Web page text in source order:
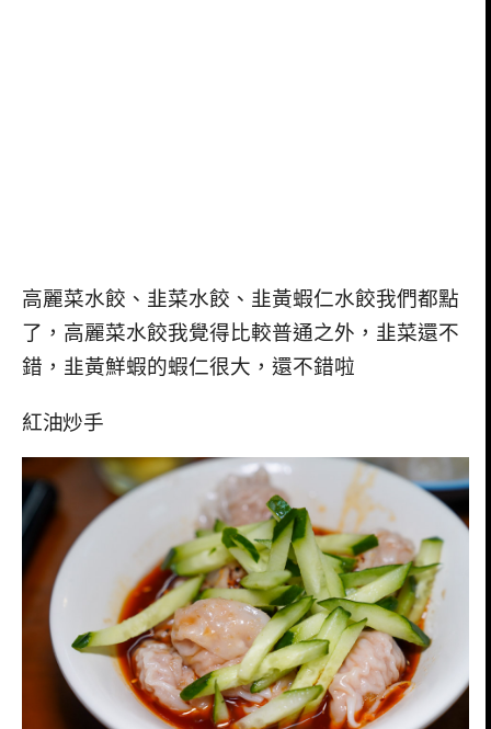
高麗菜水餃、韭菜水餃、韭黃蝦仁水餃我們都點
了，高麗菜水餃我覺得比較普通之外，韭菜還不
錯，韭黃鮮蝦的蝦仁很大，還不錯啦
紅油炒手